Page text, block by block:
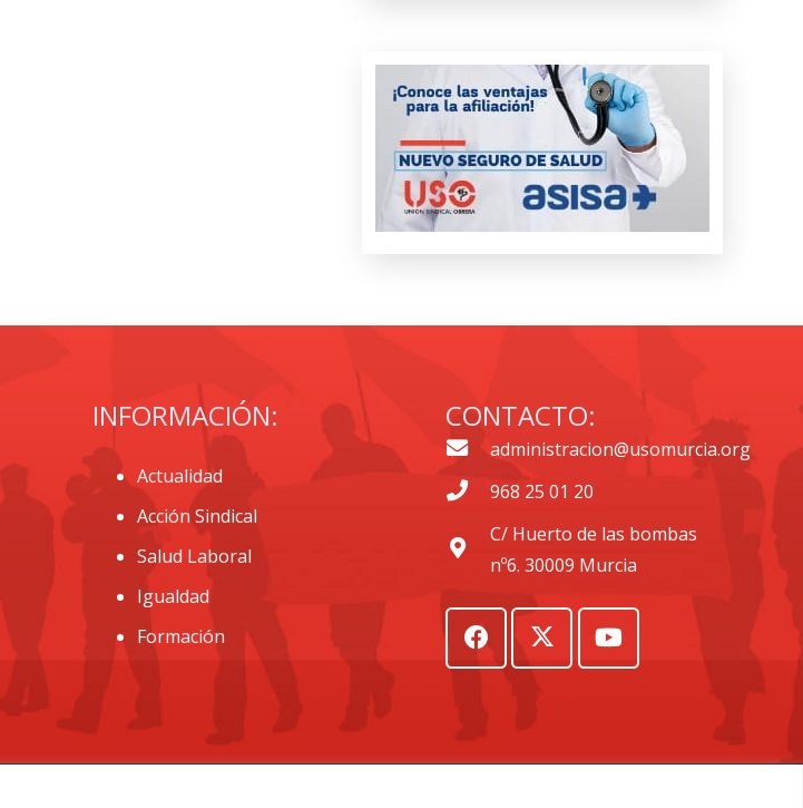
INFORMACIÓN:
Actualidad
Acción Sindical
Salud Laboral
Igualdad
Formación
CONTACTO:
administracion@usomurcia.org
968 25 01 20
C/ Huerto de las bombas
nº6. 30009 Murcia